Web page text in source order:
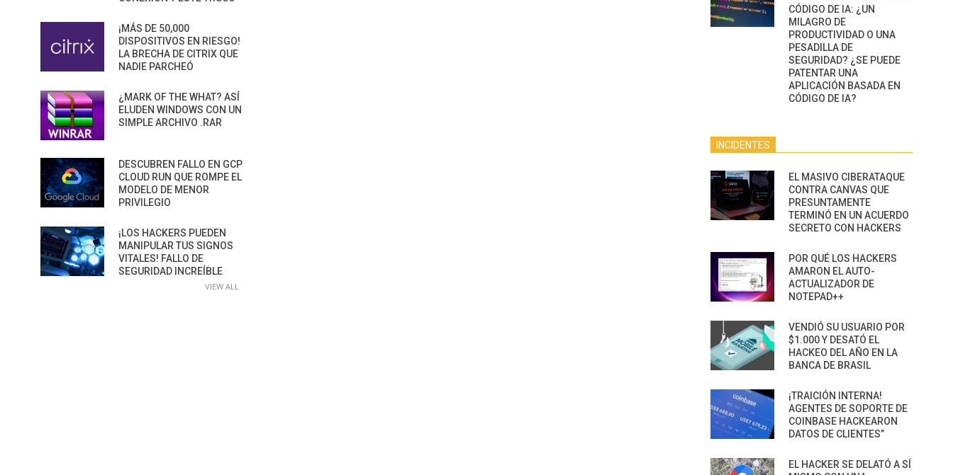
¡MÁS DE 50,000
DISPOSITIVOS EN RIESGO!
LA BRECHA DE CITRIX QUE
NADIE PARCHEÓ
¿MARK OF THE WHAT? ASÍ
ELUDEN WINDOWS CON UN
SIMPLE ARCHIVO .RAR
DESCUBREN FALLO EN GCP
CLOUD RUN QUE ROMPE EL
MODELO DE MENOR
PRIVILEGIO
¡LOS HACKERS PUEDEN
MANIPULAR TUS SIGNOS
VITALES! FALLO DE
SEGURIDAD INCREÍBLE
VIEW ALL
CÓDIGO DE IA: ¿UN
MILAGRO DE
PRODUCTIVIDAD O UNA
PESADILLA DE
SEGURIDAD? ¿SE PUEDE
PATENTAR UNA
APLICACIÓN BASADA EN
CÓDIGO DE IA?
INCIDENTES
EL MASIVO CIBERATAQUE
CONTRA CANVAS QUE
PRESUNTAMENTE
TERMINÓ EN UN ACUERDO
SECRETO CON HACKERS
POR QUÉ LOS HACKERS
AMARON EL AUTO-
ACTUALIZADOR DE
NOTEPAD++
VENDIÓ SU USUARIO POR
$1.000 Y DESATÓ EL
HACKEO DEL AÑO EN LA
BANCA DE BRASIL
¡TRAICIÓN INTERNA!
AGENTES DE SOPORTE DE
COINBASE HACKEARON
DATOS DE CLIENTES”
EL HACKER SE DELATÓ A SÍ